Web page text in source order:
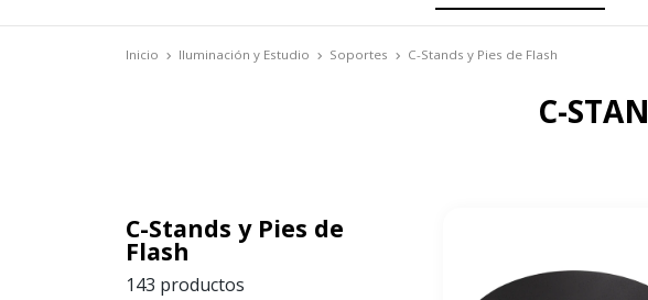
Inicio Iluminación y Estudio Soportes C-Stands y Pies de Flash
C-
C-Stands y Pies de
Flash
143 productos